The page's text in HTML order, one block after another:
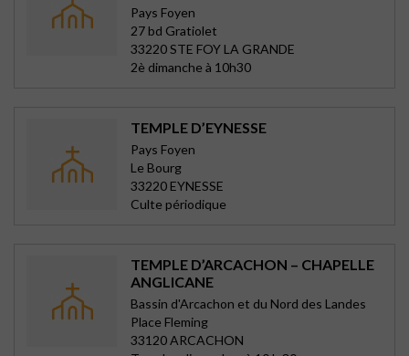
Pays Foyen
27 bd Gratiolet
33220 STE FOY LA GRANDE
2è dimanche à 10h30
TEMPLE D’EYNESSE
Pays Foyen
Le Bourg
33220 EYNESSE
Culte périodique
TEMPLE D’ARCACHON – CHAPELLE
ANGLICANE
Bassin d'Arcachon et du Nord des Landes
Place Fleming
33120 ARCACHON